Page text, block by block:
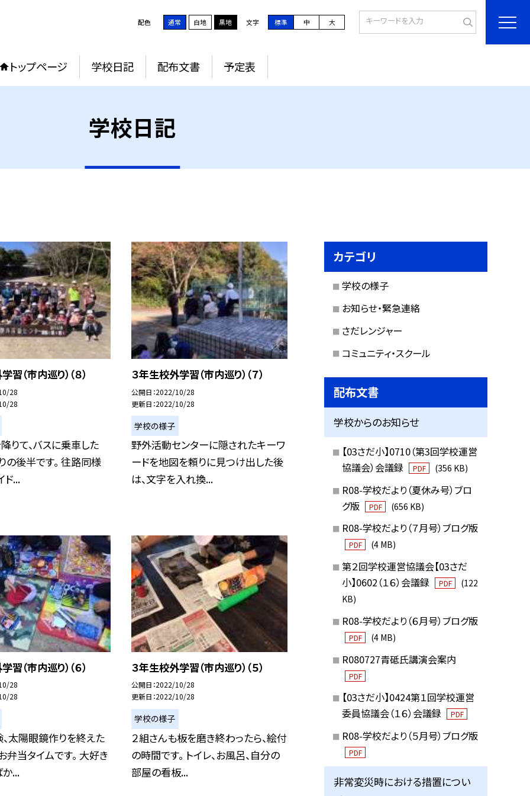
配色 通常 白地 黒地 文字 標準 中 大
トップページ 学校日記 配布文書 予定表
学校日記
（市内巡り）（８）
28
28
りて、バスに乗車した
の後半です。 往路同様
ド...
３年生校外学習（市内巡り）（７）
公開日 2022/10/28
更新日 2022/10/28
学校の様子
野外活動センターに隠されたキーワ
ードを地図を頼りに見つけ出した後
は、文字を入れ換...
（市内巡り）（６）
28
28
太陽眼鏡作りを終えた
弁当タイムです。 大好き
...
３年生校外学習（市内巡り）（５）
公開日 2022/10/28
更新日 2022/10/28
学校の様子
２組さんも板を磨き終わったら、絵付
の時間です。 トイレ、お風呂、自分の
部屋の看板...
カテゴリ
学校の様子
お知らせ・緊急連絡
さだレンジャー
コミュニティ・スクール
配布文書
学校からのお知らせ
【03さだ小】0710（第3回学校運営
協議会）会議録
PDF (356 KB)
R08-学校だより（夏休み号）ブロ
グ版
PDF (656 KB)
R08-学校だより（７月号）ブログ版
PDF (4 MB)
第２回学校運営協議会【03さだ
小】0602（１６）会議録
PDF
(122
KB)
R08-学校だより（６月号）ブログ版
PDF (4 MB)
R080727青砥氏講演会案内
PDF
【03さだ小】0424第１回学校運営
委員協議会（１６）会議録
PDF
R08-学校だより（５月号）ブログ版
PDF
非常変災時における措置につい